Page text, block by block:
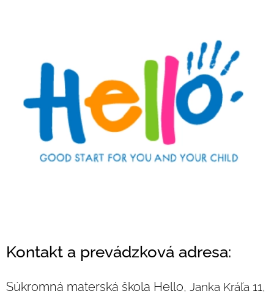
Kontakt a prevádzková adresa:
Súkromná materská škola Hello, Janka Kráľa 11,